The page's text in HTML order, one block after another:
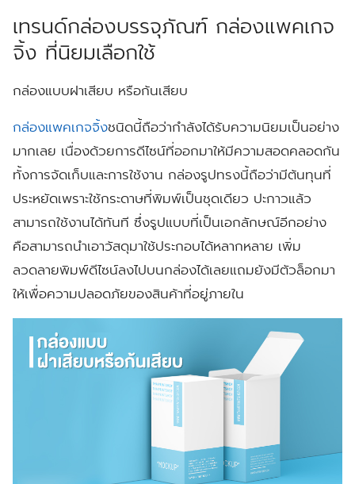
เทรนด์กล่องบรรจุภัณฑ์ กล่องแพคเกจ
จิ้ง ที่นิยมเลือกใช้
กล่องแบบฝาเสียบ หรือก้นเสียบ
กล่องแพคเกจจิ้งชนิดนี้ถือว่ากำลังได้รับความนิยมเป็นอย่าง
มากเลย เนื่องด้วยการดีไซน์ที่ออกมาให้มีความสอดคลอดกัน
ทั้งการจัดเก็บและการใช้งาน กล่องรูปทรงนี้ถือว่ามีต้นทุนที่
ประหยัดเพราะใช้กระดาษที่พิมพ์เป็นชุดเดียว ปะกาวแล้ว
สามารถใช้งานได้ทันที ซึ่งรูปแบบที่เป็นเอกลักษณ์อีกอย่าง
คือสามารถนำเอาวัสดุมาใช้ประกอบได้หลากหลาย เพิ่ม
ลวดลายพิมพ์ดีไซน์ลงไปบนกล่องได้เลยแถมยังมีตัวล็อกมา
ให้เพื่อความปลอดภัยของสินค้าที่อยู่ภายใน